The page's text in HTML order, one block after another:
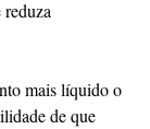
reduza
mais líquido o
de que